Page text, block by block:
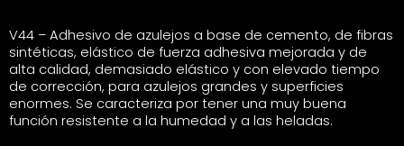
V44 – Adhesivo de azulejos a base de cemento, de fibras
sintéticas, elástico de fuerza adhesiva mejorada y de
alta calidad, demasiado elástico y con elevado tiempo
de corrección, para azulejos grandes y superficies
enormes. Se caracteriza por tener una muy buena
función resistente a la humedad y a las heladas.